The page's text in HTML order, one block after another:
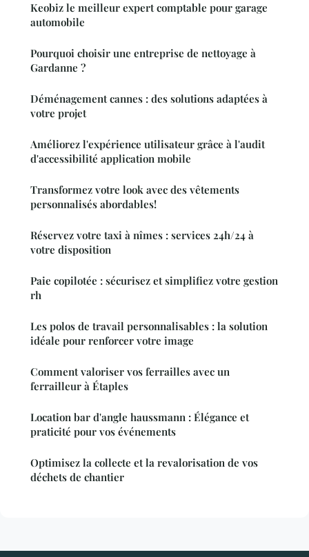
Keobiz le meilleur expert comptable pour garage
automobile
Pourquoi choisir une entreprise de nettoyage à
Gardanne ?
Déménagement cannes : des solutions adaptées à
votre projet
Améliorez l'expérience utilisateur grâce à l'audit
d'accessibilité application mobile
Transformez votre look avec des vêtements
personnalisés abordables!
Réservez votre taxi à nîmes : services 24h/24 à
votre disposition
Paie copilotée : sécurisez et simplifiez votre gestion
rh
Les polos de travail personnalisables : la solution
idéale pour renforcer votre image
Comment valoriser vos ferrailles avec un
ferrailleur à Étaples
Location bar d'angle haussmann : Élégance et
praticité pour vos événements
Optimisez la collecte et la revalorisation de vos
déchets de chantier